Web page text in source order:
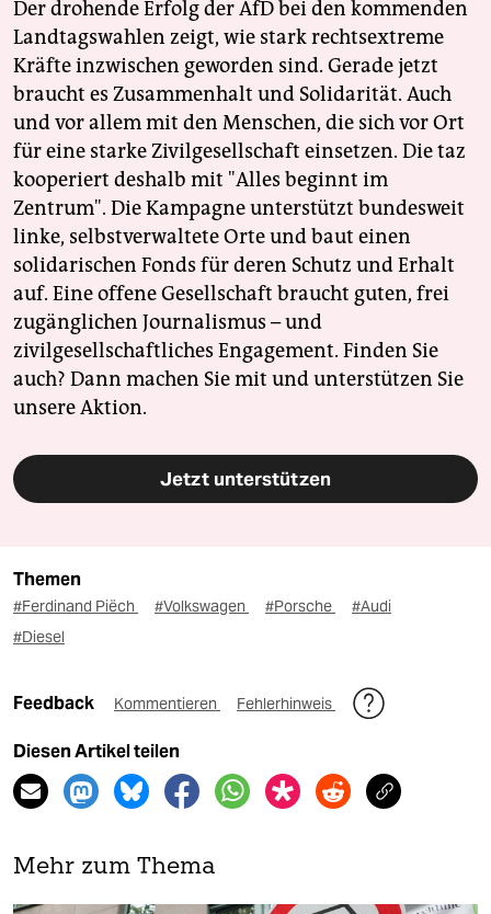
Der drohende Erfolg der AfD bei den kommenden
Landtagswahlen zeigt, wie stark rechtsextreme
Kräfte inzwischen geworden sind. Gerade jetzt
braucht es Zusammenhalt und Solidarität. Auch
und vor allem mit den Menschen, die sich vor Ort
für eine starke Zivilgesellschaft einsetzen. Die taz
kooperiert deshalb mit "Alles beginnt im
Zentrum". Die Kampagne unterstützt bundesweit
linke, selbstverwaltete Orte und baut einen
solidarischen Fonds für deren Schutz und Erhalt
auf. Eine offene Gesellschaft braucht guten, frei
zugänglichen Journalismus – und
zivilgesellschaftliches Engagement. Finden Sie
auch? Dann machen Sie mit und unterstützen Sie
unsere Aktion.
Jetzt unterstützen
Themen
#Ferdinand Piëch #Volkswagen #Porsche
#Audi
#Diesel
Feedback Kommentieren Fehlerhinweis
Diesen Artikel teilen
Mehr zum Thema